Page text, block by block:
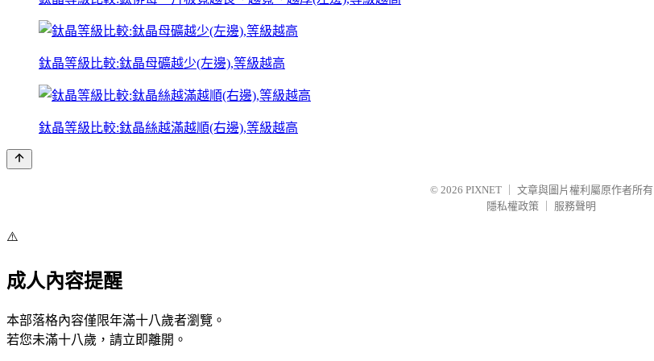
鈦晶等級比較:鈦晶母礦越少(左邊),等級越高
鈦晶等級比較:鈦晶絲越滿越順(右邊),等級越高
© 2026 PIXNET
文章與圖片權利屬原作者所有
隱私權政策
服務聲明
⚠️
成人內容提醒
本部落格內容僅限年滿十八歲者瀏覽。
若您未滿十八歲，請立即離開。